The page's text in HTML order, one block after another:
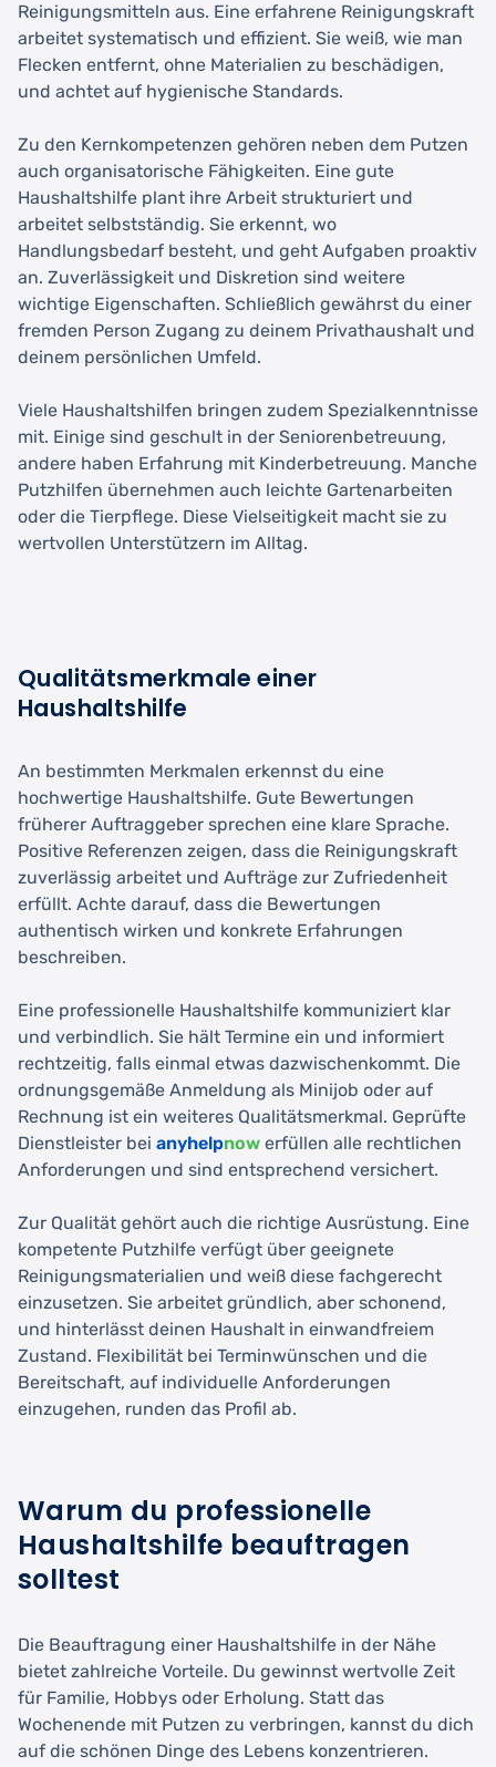
Reinigungsmitteln aus. Eine erfahrene Reinigungskraft
arbeitet systematisch und effizient. Sie weiß, wie man
Flecken entfernt, ohne Materialien zu beschädigen,
und achtet auf hygienische Standards.
Zu den Kernkompetenzen gehören neben dem Putzen
auch organisatorische Fähigkeiten. Eine gute
Haushaltshilfe plant ihre Arbeit strukturiert und
arbeitet selbstständig. Sie erkennt, wo
Handlungsbedarf besteht, und geht Aufgaben proaktiv
an. Zuverlässigkeit und Diskretion sind weitere
wichtige Eigenschaften. Schließlich gewährst du einer
fremden Person Zugang zu deinem Privathaushalt und
deinem persönlichen Umfeld.
Viele Haushaltshilfen bringen zudem Spezialkenntnisse
mit. Einige sind geschult in der Seniorenbetreuung,
andere haben Erfahrung mit Kinderbetreuung. Manche
Putzhilfen übernehmen auch leichte Gartenarbeiten
oder die Tierpflege. Diese Vielseitigkeit macht sie zu
wertvollen Unterstützern im Alltag.
Qualitätsmerkmale einer
Haushaltshilfe
An bestimmten Merkmalen erkennst du eine
hochwertige Haushaltshilfe. Gute Bewertungen
früherer Auftraggeber sprechen eine klare Sprache.
Positive Referenzen zeigen, dass die Reinigungskraft
zuverlässig arbeitet und Aufträge zur Zufriedenheit
erfüllt. Achte darauf, dass die Bewertungen
authentisch wirken und konkrete Erfahrungen
beschreiben.
Eine professionelle Haushaltshilfe kommuniziert klar
und verbindlich. Sie hält Termine ein und informiert
rechtzeitig, falls einmal etwas dazwischenkommt. Die
ordnungsgemäße Anmeldung als Minijob oder auf
Rechnung ist ein weiteres Qualitätsmerkmal. Geprüfte
Dienstleister bei anyhelpnow erfüllen alle rechtlichen
Anforderungen und sind entsprechend versichert.
Zur Qualität gehört auch die richtige Ausrüstung. Eine
kompetente Putzhilfe verfügt über geeignete
Reinigungsmaterialien und weiß diese fachgerecht
einzusetzen. Sie arbeitet gründlich, aber schonend,
und hinterlässt deinen Haushalt in einwandfreiem
Zustand. Flexibilität bei Terminwünschen und die
Bereitschaft, auf individuelle Anforderungen
einzugehen, runden das Profil ab.
Warum du professionelle
Haushaltshilfe beauftragen
solltest
Die Beauftragung einer Haushaltshilfe in der Nähe
bietet zahlreiche Vorteile. Du gewinnst wertvolle Zeit
für Familie, Hobbys oder Erholung. Statt das
Wochenende mit Putzen zu verbringen, kannst du dich
auf die schönen Dinge des Lebens konzentrieren.